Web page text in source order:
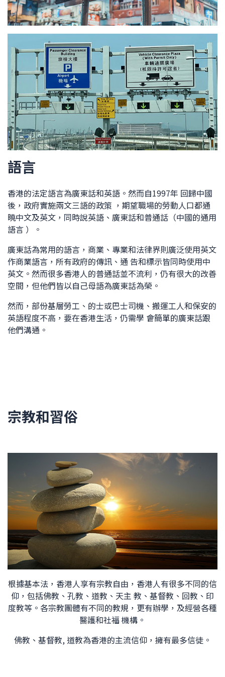
語言
香港的法定語言為廣東話和英語。然而自1997年 回歸中國
後，政府實施兩文三語的政策 ，期望職場的勞動人口都通
曉中文及英文，同時說英語、廣東話和普通話（中國的通用
語言 ）。
廣東話為常用的語言，商業、專業和法律界則廣泛使用英文
作商業語言，所有政府的傳訊、通 告和標示皆同時使用中
英文。然而很多香港人的普通話並不流利，仍有很大的改善
空間，但他們皆以自己母語為廣東話為榮。
然而，部份基層勞工、的士或巴士司機、搬運工人和保安的
英語程度不高，要在香港生活，仍需學 會簡單的廣東話跟
他們溝通。
宗教和習俗
根據基本法，香港人享有宗教自由，香港人有很多不同的信
仰，包括佛教、孔教、道教、天主 教、基督教、回教、印
度教等。各宗教團體有不同的教規，更有辦學，及經營各種
醫護和社福 機構。
佛教、基督教, 道教為香港的主流信仰，擁有最多信徒。